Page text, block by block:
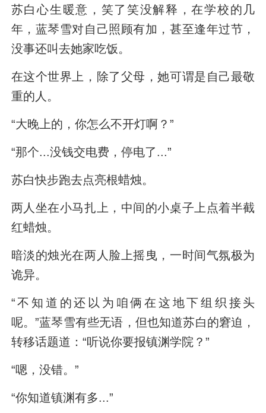
苏白心生暖意，笑了笑没解释，在学校的几
年，蓝琴雪对自己照顾有加，甚至逢年过节，
没事还叫去她家吃饭。
在这个世界上，除了父母，她可谓是自己最敬
重的人。
“大晚上的，你怎么不开灯啊？”
“那个...没钱交电费，停电了...”
苏白快步跑去点亮根蜡烛。
两人坐在小马扎上，中间的小桌子上点着半截
红蜡烛。
暗淡的烛光在两人脸上摇曳，一时间气氛极为
诡异。
“不知道的还以为咱俩在这地下组织接头
呢。”蓝琴雪有些无语，但也知道苏白的窘迫，
转移话题道：“听说你要报镇渊学院？”
“嗯，没错。”
“你知道镇渊有多...”